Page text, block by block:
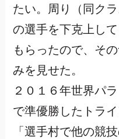
たい。周り（同ク
の選手を下克上し
もらったので、そ
みを見せた。
２０１６年世界パ
で準優勝したトラ
「選手村で他の競